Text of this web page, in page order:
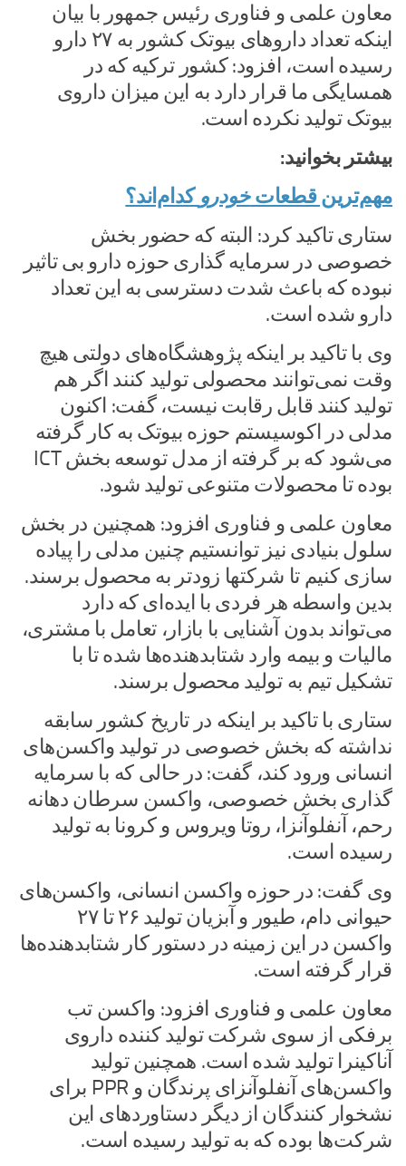
معاون علمی و فناوری رئیس جمهور با بیان
اینکه تعداد داروهای بیوتک کشور به ۲۷ دارو
رسیده است، افزود: کشور ترکیه که در
همسایگی ما قرار دارد به این میزان داروی
بیوتک تولید نکرده است.
بیشتر بخوانید:
مهم‌ترین قطعاتخودرو کدام‌اند؟
ستاری تاکید کرد: البته که حضور بخش
خصوصی در سرمایه گذاری حوزه دارو بی تاثیر
نبوده که باعث شدت دسترسی به این تعداد
دارو شده است.
وی با تاکید بر اینکه پژوهشگاه‌های دولتی هیچ
وقت نمی‌توانند محصولی تولید کنند اگر هم
تولید کنند قابل رقابت نیست، گفت: اکنون
مدلی در اکوسیستم حوزه بیوتک به کار گرفته
می‌شود که بر گرفته از مدل توسعه بخش ICT
بوده تا محصولات متنوعی تولید شود.
معاون علمی و فناوری افزود: همچنین در بخش
سلول بنیادی نیز توانستیم چنین مدلی را پیاده
سازی کنیم تا شرکتها زودتر به محصول برسند.
بدین واسطه هر فردی با ایده‌ای که دارد
می‌تواند بدون آشنایی با بازار، تعامل با مشتری،
مالیات و بیمه وارد شتابدهنده‌ها شده تا با
تشکیل تیم به تولید محصول برسند.
ستاری با تاکید بر اینکه در تاریخ کشور سابقه
نداشته که بخش خصوصی در تولید واکسن‌های
انسانی ورود کند، گفت: در حالی که با سرمایه
گذاری بخش خصوصی، واکسن سرطان دهانه
رحم، آنفلوآنزا، روتا ویروس و کرونا به تولید
رسیده است.
وی گفت: در حوزه واکسن انسانی، واکسن‌های
حیوانی دام، طیور و آبزیان تولید ۲۶ تا ۲۷
واکسن در این زمینه در دستور کار شتابدهنده‌ها
قرار گرفته است.
معاون علمی و فناوری افزود: واکسن تب
برفکی از سوی شرکت تولید کننده داروی
آناکینرا تولید شده است. همچنین تولید
واکسن‌های آنفلوآنزای پرندگان و PPR برای
نشخوار کنندگان از دیگر دستاوردهای این
شرکت‌ها بوده که به تولید رسیده است.